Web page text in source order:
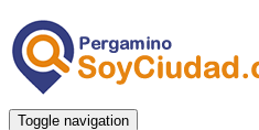
Toggle navigation